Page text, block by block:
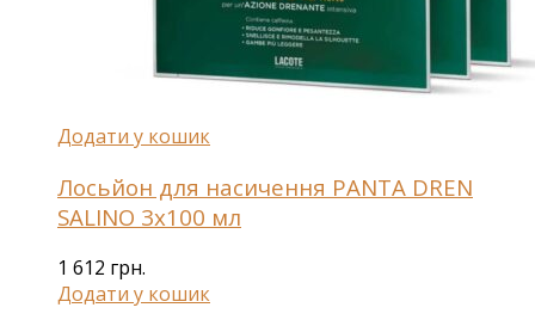
Додати у кошик
Лосьйон для насичення PANTA DREN
SALINO 3х100 мл
1 612 грн.
Додати у кошик